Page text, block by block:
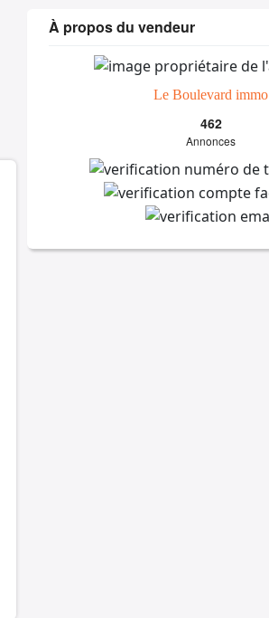
À propos du vendeur
Le Boulevard immo
462
Annonces